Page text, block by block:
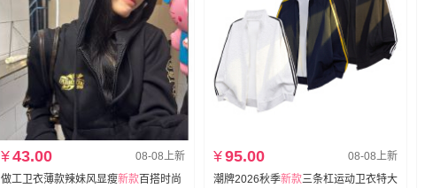
08-08上新
¥43.00
做工卫衣薄款辣妹风显瘦新款百搭时尚
08-08上新
¥95.00
潮牌2026秋季新款三条杠运动卫衣特大